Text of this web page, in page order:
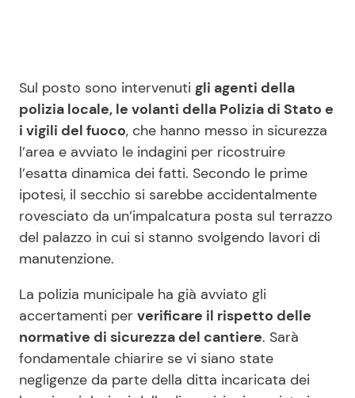
Sul posto sono intervenuti gli agenti della
polizia locale, le volanti della Polizia di Stato e
i vigili del fuoco, che hanno messo in sicurezza
l’area e avviato le indagini per ricostruire
l’esatta dinamica dei fatti. Secondo le prime
ipotesi, il secchio si sarebbe accidentalmente
rovesciato da un’impalcatura posta sul terrazzo
del palazzo in cui si stanno svolgendo lavori di
manutenzione.
La polizia municipale ha già avviato gli
accertamenti per verificare il rispetto delle
normative di sicurezza del cantiere. Sarà
fondamentale chiarire se vi siano state
negligenze da parte della ditta incaricata dei